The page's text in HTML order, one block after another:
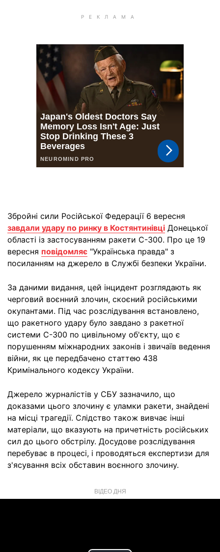
Збройні сили Російської Федерації 6 вересня
завдали удару по ринку в Костянтинівці Донецької
області із застосуванням ракети С-300. Про це 19
вересня повідомляє "Українська правда" з
посиланням на джерело в Службі безпеки України.
За даними видання, цей інцидент розглядають як
черговий воєнний злочин, скоєний російськими
окупантами. Під час розслідування встановлено,
що ракетного удару було завдано з ракетної
системи С-300 по цивільному об'єкту, що є
порушенням міжнародних законів і звичаїв ведення
війни, як це передбачено статтею 438
Кримінального кодексу України.
Джерело журналістів у СБУ зазначило, що
доказами цього злочину є уламки ракети, знайдені
на місці трагедії. Слідство також вивчає інші
матеріали, що вказують на причетність російських
сил до цього обстрілу. Досудове розслідування
перебуває в процесі, і проводяться експертизи для
з'ясування всіх обставин воєнного злочину.
ВІДЕО ДНЯ